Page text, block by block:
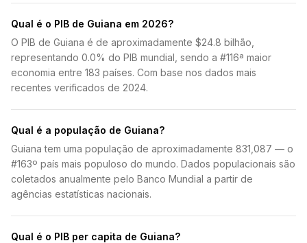
Qual é o PIB de Guiana em 2026?
O PIB de Guiana é de aproximadamente $24.8 bilhão,
representando 0.0% do PIB mundial, sendo a #116ª maior
economia entre 183 países. Com base nos dados mais
recentes verificados de 2024.
Qual é a população de Guiana?
Guiana tem uma população de aproximadamente 831,087 — o
#163º país mais populoso do mundo. Dados populacionais são
coletados anualmente pelo Banco Mundial a partir de
agências estatísticas nacionais.
Qual é o PIB per capita de Guiana?